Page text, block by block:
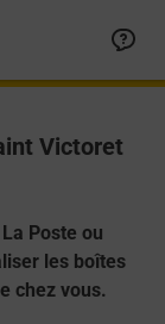
Victoret
Poste ou
les boîtes
chez vous.